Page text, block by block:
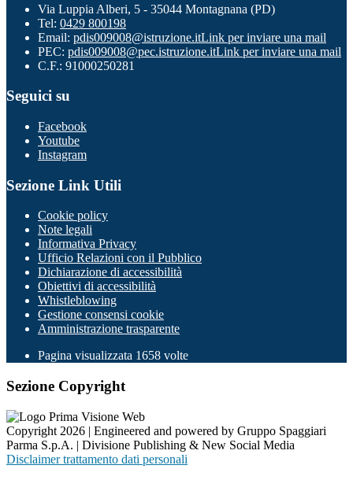
Via Luppia Alberi, 5 - 35044 Montagnana (PD)
Tel: 0429 800198
Email: pdis009008@istruzione.itLink per inviare una mail
PEC: pdis009008@pec.istruzione.itLink per inviare una mail
C.F.: 91000250281
Seguici su
Facebook
Youtube
Instagram
Sezione Link Utili
Cookie policy
Note legali
Informativa Privacy
Ufficio Relazioni con il Pubblico
Dichiarazione di accessibilità
Obiettivi di accessibilità
Whistleblowing
Gestione consensi cookie
Amministrazione trasparente
Pagina visualizzata 1658 volte
Sezione Copyright
Copyright 2026 | Engineered and powered by Gruppo Spaggiari
Parma S.p.A. | Divisione Publishing & New Social Media
Disclaimer trattamento dati personali